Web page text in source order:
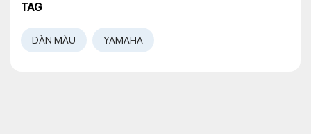
TAG
DÀN MÀU YAMAHA